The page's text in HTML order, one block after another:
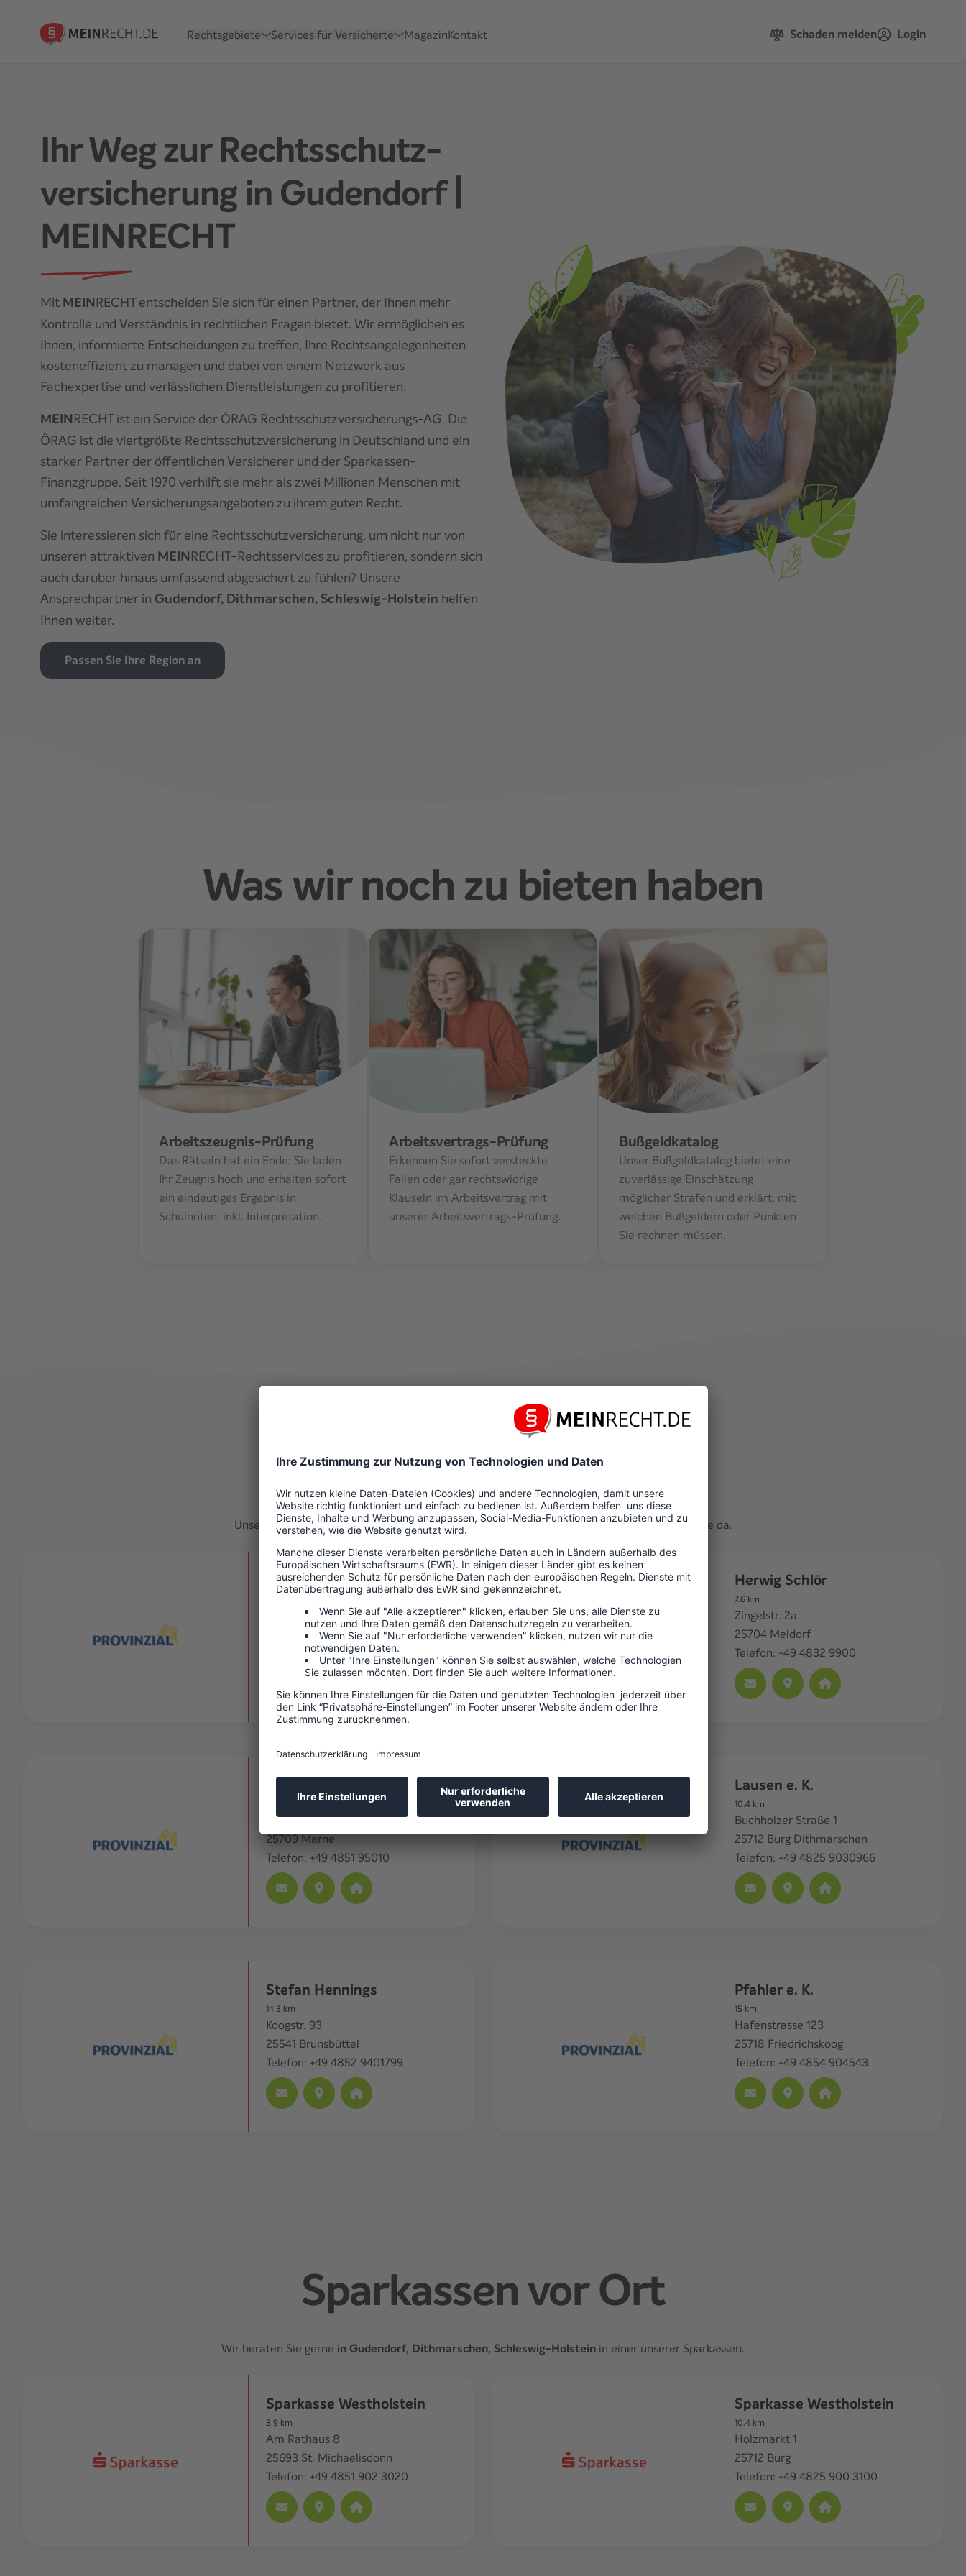
Rechtsgebiete Services für Versicherte MagazinKontakt Schaden melden Login
Ihr Weg zur Rechtsschutz­
versicherungin Gudendorf
MEINRECHT
Mit MEINRECHT entscheiden Sie sich für einen Partner, der Ihnen mehr
Kontrolle und Verständnis in rechtlichen Fragen bietet. Wir ermöglichen es
Ihnen, informierte Entscheidungen zu treffen, Ihre Rechtsangelegenheiten
kosteneffizient zu managen und dabei von einem Netzwerk aus
Fachexpertise und verlässlichen Dienstleistungen zu profitieren.
MEINRECHT ist ein Service der ÖRAG Rechtsschutzversicherungs-AG. Die
ÖRAG ist die viertgrößte Rechtsschutzversicherung in Deutschland und ein
starker Partner der öffentlichen Versicherer und der Sparkassen-
Finanzgruppe. Seit 1970 verhilft sie mehr als zwei Millionen Menschen mit
umfangreichen Versicherungsangeboten zu ihrem guten Recht.
Sie interessieren sich für eine Rechtsschutzversicherung, um nicht nur von
unseren attraktiven MEINRECHT-Rechtsservices zu profitieren, sondern sich
auch darüber hinaus umfassend abgesichert zu fühlen? Unsere
Ansprechpartner in Gudendorf, Dithmarschen, Schleswig-Holstein helfen
Ihnen weiter.
Passen Sie Ihre Region an
Was wir noch zu bieten haben
Arbeitszeugnis-Prüfung
Das Rätseln hat ein Ende: Sie laden
Ihr Zeugnis hoch und erhalten sofort
ein eindeutiges Ergebnis in
Schulnoten, inkl. Interpretation.
Arbeitsvertrags-Prüfung
Erkennen Sie sofort versteckte
Fallen oder gar rechtswidrige
Klauseln im Arbeitsvertrag mit
unserer Arbeitsvertrags-Prüfung.
Bußgeldkatalog
Unser Bußgeldkatalog bietet eine
zuverlässige Einschätzung
möglicher Strafen und erklärt, mit
welchen Bußgeldern oder Punkten
Sie rechnen müssen.
Agenturen vor Ort
Unsere Agenturenfür Gudendorf, Dithmarschen, Schleswig-Holsteinsind persönlich für Sie da.
St. Michaelisdonn
Burger Str. 26
St. Michaelisdonn
Telefon: +49 4853 8802525
Herwig Schlör
7.6 km
Zingelstr. 2a
25704 Meldorf
Telefon: +49 4832 9900
Pfahler e. K.
Königstraße 5 -7
25709 Marne
Telefon: +49 4851 95010
Lausen e. K.
10.4 km
Buchholzer Straße 1
25712 Burg Dithmarschen
Telefon: +49 4825 9030966
Stefan Hennings
14.3 km
Koogstr. 93
25541 Brunsbüttel
Telefon: +49 4852 9401799
Pfahler e. K.
15 km
Hafenstrasse 123
25718 Friedrichskoog
Telefon: +49 4854 904543
Sparkassen vor Ort
Wir beraten Sie gerne in Gudendorf, Dithmarschen, Schleswig-Holstein in einer unserer Sparkassen.
Sparkasse Westholstein
3.9 km
Am Rathaus 8
25693 St. Michaelisdonn
Telefon: +49 4851 902 3020
Sparkasse Westholstein
10.4 km
Holzmarkt 1
25712 Burg
Telefon: +49 4825 900 3100